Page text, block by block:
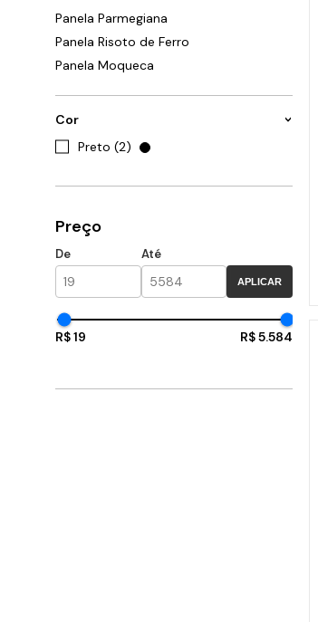
Panela Parmegiana
Panela Risoto de Ferro
Panela Moqueca
Cor
Preto (2)
Preço
De Até
APLICAR
R$ 19 R$ 5.584